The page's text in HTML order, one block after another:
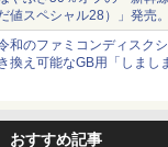
値スペシャル28）」発売
っと限定
和のファミコンディスク
換え可能なGB用「しまし
おすすめ記事